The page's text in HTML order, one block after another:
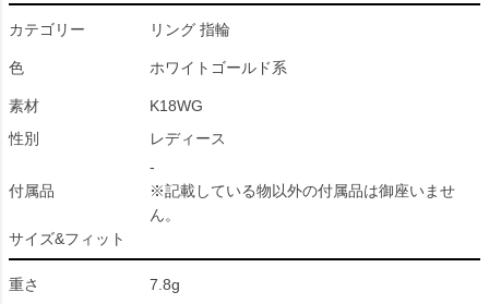
カテゴリー リング 指輪
色 ホワイトゴールド系
素材
K18WG
性別
レディース
付属品
-
※記載している物以外の付属品は御座いませ
ん。
サイズ&フィット
重さ
7.8g